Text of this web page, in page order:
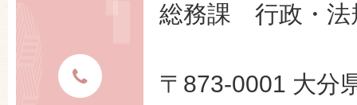
総務課 行政・法
〒873-0001 大分